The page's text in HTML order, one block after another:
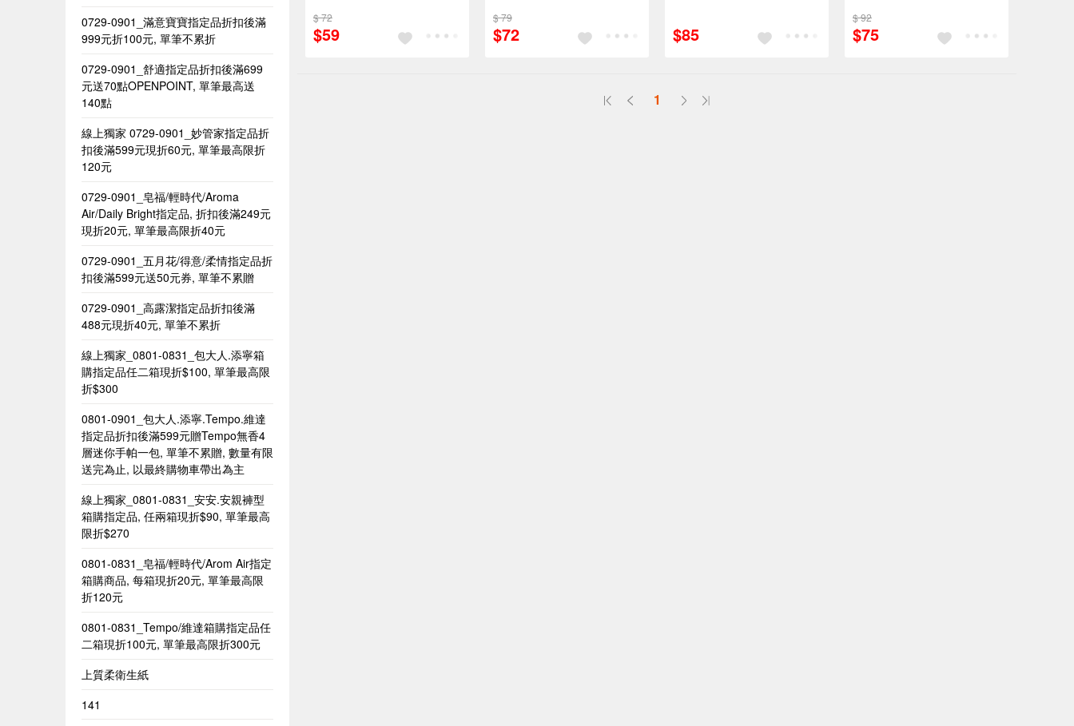
0729-0901_滿意寶寶指定品折扣後滿
999元折100元, 單筆不累折
0729-0901_舒適指定品折扣後滿699
元送70點OPENPOINT, 單筆最高送
140點
線上獨家 0729-0901_妙管家指定品折
扣後滿599元現折60元, 單筆最高限折
120元
0729-0901_皂福/輕時代/Aroma
Air/Daily Bright指定品, 折扣後滿249元
現折20元, 單筆最高限折40元
0729-0901_五月花/得意/柔情指定品折
扣後滿599元送50元券, 單筆不累贈​
0729-0901_高露潔指定品折扣後滿
488元現折40元, 單筆不累折
線上獨家_0801-0831_包大人.添寧箱
購指定品任二箱現折$100, 單筆最高限
折$300
0801-0901_包大人.添寧.Tempo.維達
指定品折扣後滿599元贈Tempo無香4
層迷你手帕一包, 單筆不累贈, 數量有限
送完為止, 以最終購物車帶出為主
線上獨家_0801-0831_安安.安親褲型
箱購指定品, 任兩箱現折$90, 單筆最高
限折$270
0801-0831_皂福/輕時代/Arom Air指定
箱購商品, 每箱現折20元, 單筆最高限
折120元
0801-0831_Tempo/維達箱購指定品任
二箱現折100元, 單筆最高限折300元
上質柔衛生紙
141
$ 72
$59
$ 79
$72 $85
$ 92
$75
1